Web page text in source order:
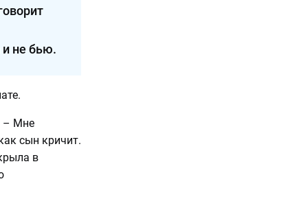
и не бью.
– Мне
сын кричит.
в